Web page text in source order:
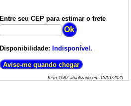
Entre seu CEP para estimar o frete
Disponibilidade: Indisponível.
Item 1687atualizado em 13/01/2025